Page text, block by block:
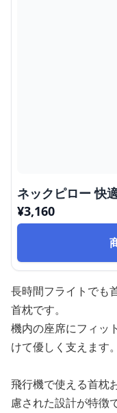
ネックピロー 快
¥3,160
長時間フライトでも
首枕です。
機内の座席にフィッ
けて優しく支えます。
飛行機で使える首枕
慮された設計が特徴